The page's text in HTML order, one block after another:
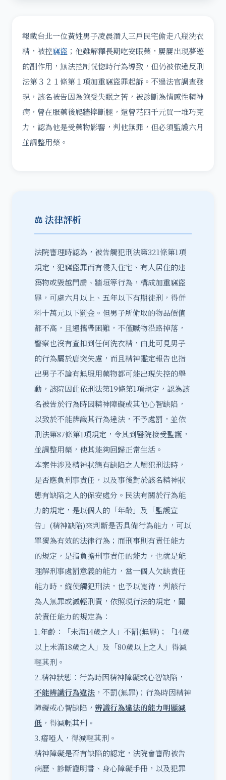
報載台北一位黃姓男子凌晨潛入三戶民宅偷走八瓶洗衣
精，被控竊盜 ；他雖解釋長期吃安眠藥，屢屢出現夢遊
的副作用，無法控制恍惚時行為導致，但仍被依違反刑
法第３２１條第１項加重竊盜罪起訴。不過法官調查發
現，該名被告因為飽受失眠之苦，被診斷為情感性精神
病，曾在服藥後爬牆摔斷腿，還曾花四千元買一堆巧克
力，認為他是受藥物影響，判他無罪，但必須監護六月
並調整用藥。
⚖️ 法律評析
法院審理時認為，被告觸犯刑法第321條第1項
規定，犯竊盜罪而有侵入住宅、有人居住的建
築物或毀越門扇、牆垣等行為，構成加重竊盜
罪，可處六月以上、五年以下有期徒刑，得併
科十萬元以下罰金。但男子所偷取的物品價值
都不高，且還攜帶困難，不僅贓物沿路掉落，
警察也沒有查扣到任何洗衣精，由此可見男子
的行為屬於唐突失慮，而且精神鑑定報告也指
出男子不論有無服用藥物都可能出現失控的舉
動，該院因此依刑法第19條第1項規定，認為該
名被告於行為時因精神障礙或其他心智缺陷，
以致於不能辨識其行為違法，不予處罰，並依
刑法第87條第1項規定，令其到醫院接受監護，
並調整用藥，使其能夠回歸正常生活。
本案件涉及精神狀態有缺陷之人觸犯刑法時，
是否應負刑事責任，以及事後對於該名精神狀
態有缺陷之人的保安處分。民法有關於行為能
力的規定，是以個人的「年齡」及「監護宣
告 」(精神缺陷)來判斷是否具備行為能力，可以
單獨為有效的法律行為；而刑事則有責任能力
的規定，是指負擔刑事責任的能力，也就是能
理解刑事處罰意義的能力，當一個人欠缺責任
能力時，縱使觸犯刑法，也予以寬待，判該行
為人無罪或減輕刑責，依照現行法的規定，關
於責任能力的規定為：
1.年齡：「未滿14歲之人」不罰(無罪)；「14歲
以上未滿18歲之人」及「80歲以上之人」得減
輕其刑。
2.精神狀態：行為時因精神障礙或心智缺陷，
不能辨識行為違法 ，不罰(無罪)；行為時因精神
障礙或心智缺陷， 辨識行為違法的能力明顯減
低 ，得減輕其刑。
3.瘖啞人，得減輕其刑。
精神障礙是否有缺陷的認定 ，法院會審酌被告
病歷、診斷證明書、身心障礙手冊，以及犯罪